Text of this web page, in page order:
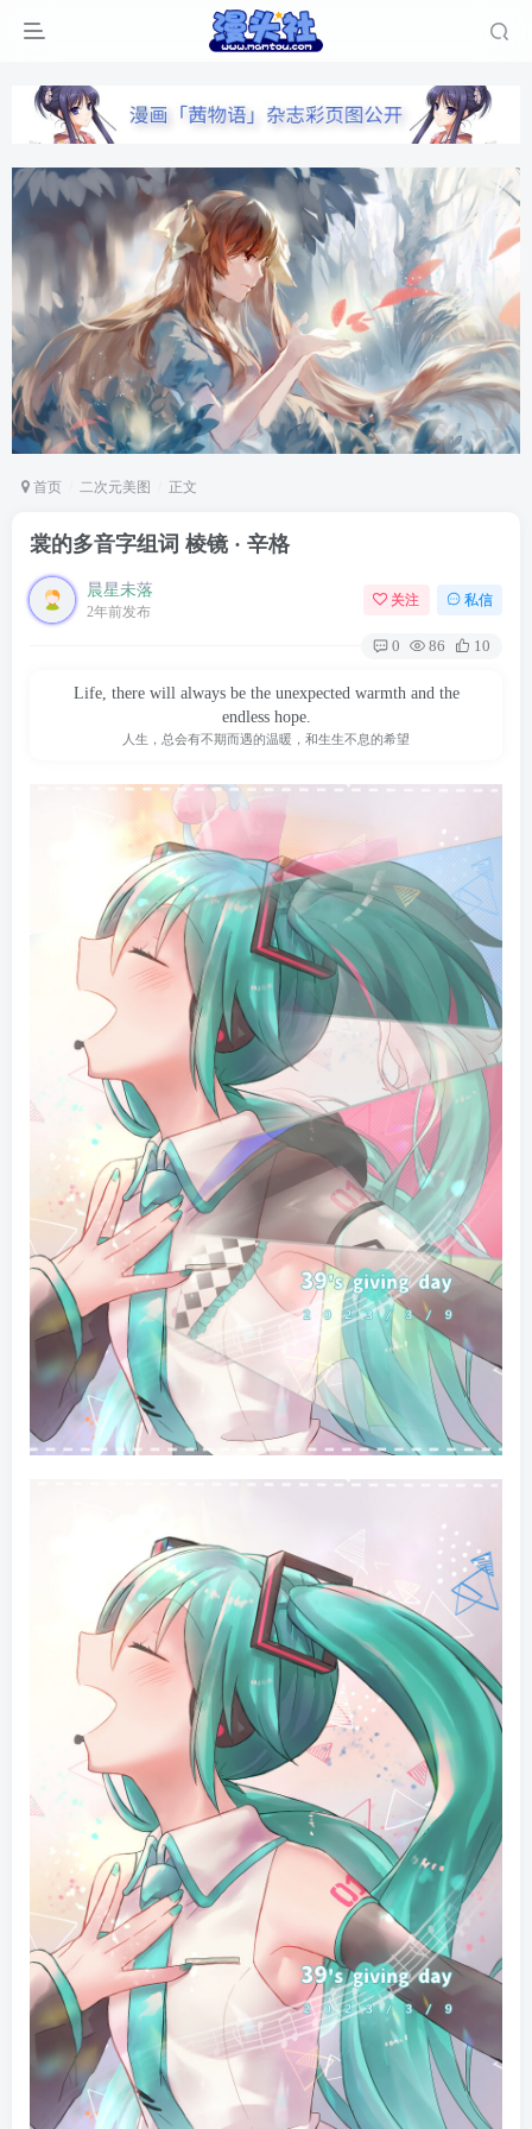
首页 二次元美图 正文
裳的多音字组词 棱镜 · 辛格
晨星未落
2年前发布
关注 私信
0 86 10
Life, there will always be the unexpected warmth and the
endless hope.
人生，总会有不期而遇的温暖，和生生不息的希望